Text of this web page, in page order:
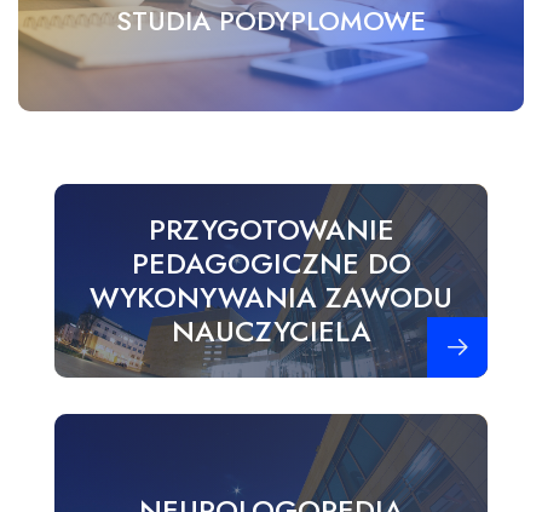
STUDIA PODYPLOMOWE
PRZYGOTOWANIE
PEDAGOGICZNE DO
WYKONYWANIA ZAWODU
NAUCZYCIELA